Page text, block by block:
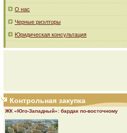
О нас
Черные риэлторы
Юридическая консультация
Контрольная закупка
ЖК «Юго-Западный»: бардак по-восточному